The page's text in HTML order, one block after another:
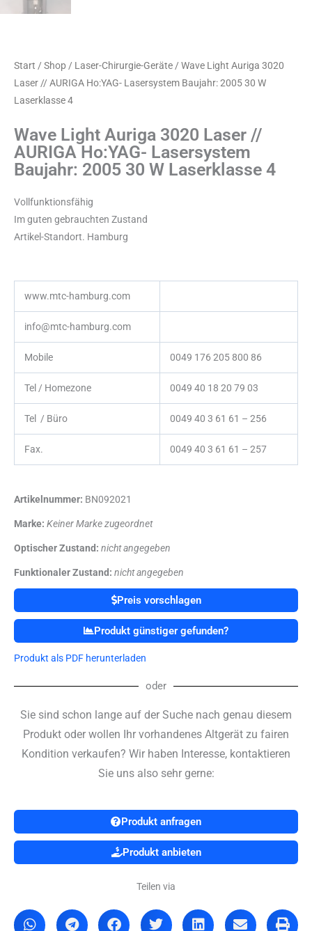
Start / Shop / Laser-Chirurgie-Geräte / Wave Light Auriga 3020
Laser // AURIGA Ho:YAG- Lasersystem Baujahr: 2005 30 W
Laserklasse 4
Wave Light Auriga 3020 Laser //
AURIGA Ho:YAG- Lasersystem
Baujahr: 2005 30 W Laserklasse 4
Vollfunktionsfähig
Im guten gebrauchten Zustand
Artikel-Standort. Hamburg
www.mtc-hamburg.com
info@mtc-hamburg.com
Mobile 0049 176 205 800 86
Tel / Homezone 0049 40 18 20 79 03
Tel / Büro 0049 40 3 61 61 – 256
Fax. 0049 40 3 61 61 – 257
Artikelnummer: BN092021
Marke: Keiner Marke zugeordnet
Optischer Zustand: nicht angegeben
Funktionaler Zustand: nicht angegeben
Preis vorschlagen
Produkt günstiger gefunden?
Produkt als PDF herunterladen
oder
Sie sind schon lange auf der Suche nach genau diesem
Produkt oder wollen Ihr vorhandenes Altgerät zu fairen
Kondition verkaufen? Wir haben Interesse, kontaktieren
Sie uns also sehr gerne:
Produkt anfragen
Produkt anbieten
Teilen via